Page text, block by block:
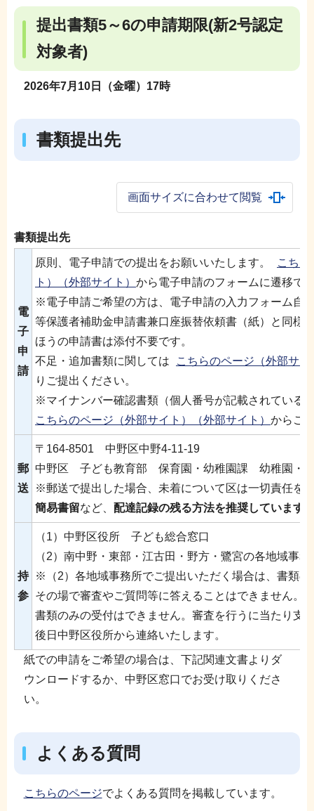
提出書類5～6の申請期限(新2号認定
対象者)
2026年7月10日（金曜）17時
書類提出先
画面サイズに合わせて閲覧
書類提出先
電
子
申
請
原則、電子申請での提出をお願いいたします。
こち
ト）（外部サイト） から電子申請のフォームに遷移で
※電子申請ご希望の方は、電子申請の入力フォーム自
等保護者補助金申請書兼口座振替依頼書（紙）と同様
ほうの申請書は添付不要です。
不足・追加書類に関しては
こちらのページ（外部サ
りご提出ください。
※マイナンバー確認書類（個人番号が記載されている
こちらのページ（外部サイト）（外部サイト） からご
郵
送
〒164-8501 中野区中野4-11-19
中野区 子ども教育部 保育園・幼稚園課 幼稚園・
※郵送で提出した場合、未着について区は一切責任を
簡易書留など、 配達記録の残る方法を推奨しています
持
参
（1）中野区役所 子ども総合窓口
（2）南中野・東部・江古田・野方・鷺宮の各地域事務
※（2）各地域事務所でご提出いただく場合は、書類の
その場で審査やご質問等に答えることはできません。
書類のみの受付はできません。審査を行うに当たり支
後日中野区役所から連絡いたします。
紙での申請をご希望の場合は、下記関連文書よりダ
ウンロードするか、中野区窓口でお受け取りくださ
い。
よくある質問
こちらのページでよくある質問を掲載しています。